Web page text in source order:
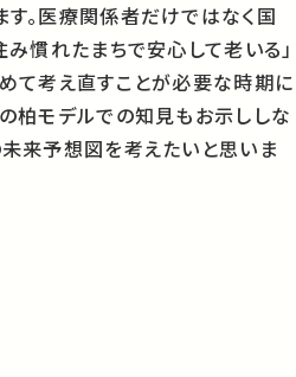
。医療関係者だけではなく国
み慣れたまちで安心して老いる」
めて考え直すことが必要な時期に
柏モデルでの知見もお示ししな
来予想図を考えたいと思いま